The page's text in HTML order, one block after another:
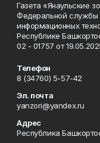
Газета «Янаульские
Федеральной службы
информационных
Республике
02 - 01757 от
Телефон
8 (34760) 5-57-42
Эл. почта
yanzori@yandex.ru
Адрес
Республика